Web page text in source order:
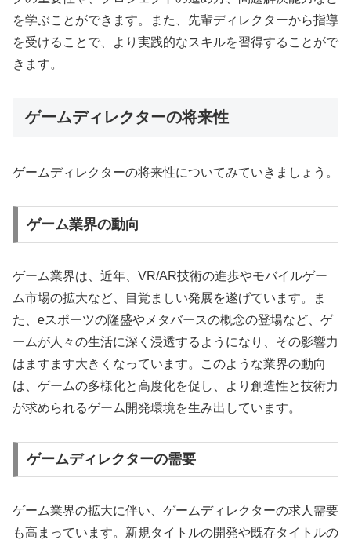
を学ぶことができます。また、先輩ディレクターから指導
を受けることで、より実践的なスキルを習得することがで
きます。
ゲームディレクターの将来性
ゲームディレクターの将来性についてみていきましょう。
ゲーム業界の動向
ゲーム業界は、近年、VR/AR技術の進歩やモバイルゲー
ム市場の拡大など、目覚ましい発展を遂げています。ま
た、eスポーツの隆盛やメタバースの概念の登場など、ゲ
ームが人々の生活に深く浸透するようになり、その影響力
はますます大きくなっています。このような業界の動向
は、ゲームの多様化と高度化を促し、より創造性と技術力
が求められるゲーム開発環境を生み出しています。
ゲームディレクターの需要
ゲーム業界の拡大に伴い、ゲームディレクターの求人需要
も高まっています。新規タイトルの開発や既存タイトルの